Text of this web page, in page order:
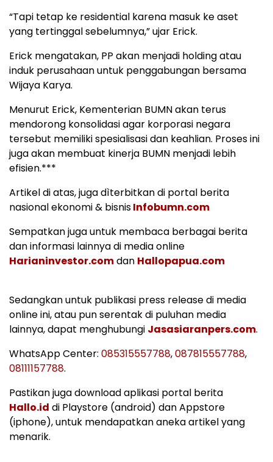
“Tapi tetap ke residential karena masuk ke aset
yang tertinggal sebelumnya,” ujar Erick.
Erick mengatakan, PP akan menjadi holding atau
induk perusahaan untuk penggabungan bersama
Wijaya Karya.
Menurut Erick, Kementerian BUMN akan terus
mendorong konsolidasi agar korporasi negara
tersebut memiliki spesialisasi dan keahlian. Proses ini
juga akan membuat kinerja BUMN menjadi lebih
efisien.***
Artikel di atas, juga dìterbitkan di portal berita
nasional ekonomi & bisnisInfobumn.com
Sempatkan juga untuk membaca berbagai berita
dan informasi lainnya di media online
Harianinvestor.comdan Hallopapua.com
Sedangkan untuk publikasi press release di media
online ini, atau pun serentak di puluhan media
lainnya, dapat menghubungi Jasasiaranpers.com.
WhatsApp Center: 085315557788,087815557788,
08111157788.
Pastikan juga download aplikasi portal berita
Hallo.id di Playstore (android) dan Appstore
(iphone), untuk mendapatkan aneka artikel yang
menarik.